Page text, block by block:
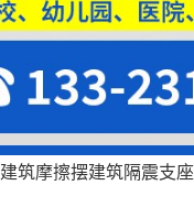
建筑摩擦摆建筑隔震支座